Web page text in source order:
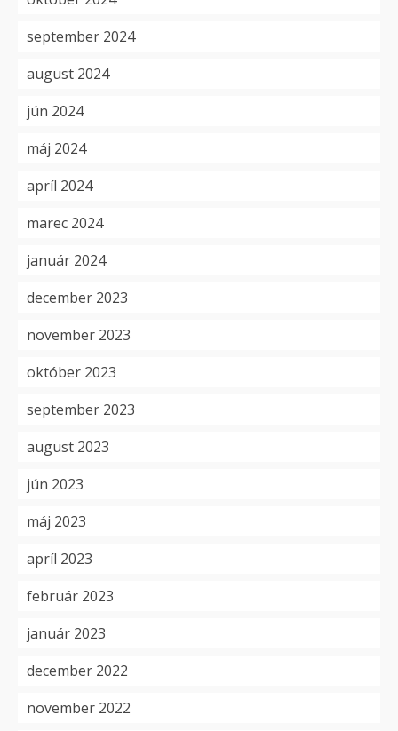
september 2024
august 2024
jún 2024
máj 2024
apríl 2024
marec 2024
január 2024
december 2023
november 2023
október 2023
september 2023
august 2023
jún 2023
máj 2023
apríl 2023
február 2023
január 2023
december 2022
november 2022